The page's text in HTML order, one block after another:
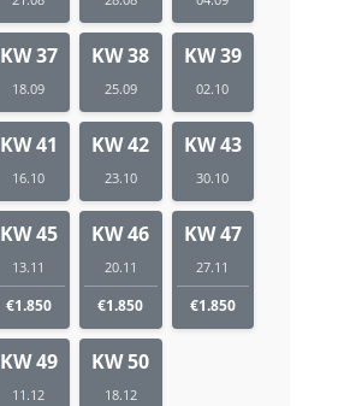
KW 37
18.09
KW 38
25.09
KW 39
02.10
KW 41
16.10
KW 42
23.10
KW 43
30.10
KW 45
13.11
€1.850
KW 46
20.11
€1.850
KW 47
27.11
€1.850
KW 49
11.12
KW 50
18.12